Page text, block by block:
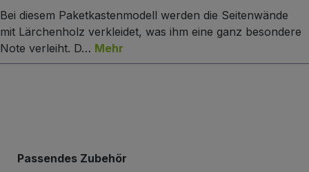
Bei diesem Paketkastenmodell werden die Seitenwände
mit Lärchenholz verkleidet, was ihm eine ganz besondere
Note verleiht. D… Mehr
Produktgalerie überspringen
Passendes Zubehör